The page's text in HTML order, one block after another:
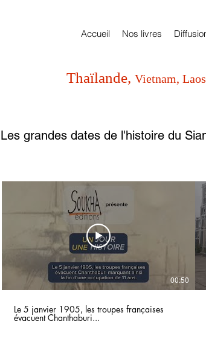
Accueil Nos livres
Thaïlande, Vietnam,
Les grandes dates de l'histoire du
00:50
Le 5 janvier 1905, les troupes françaises
évacuent Chanthaburi...